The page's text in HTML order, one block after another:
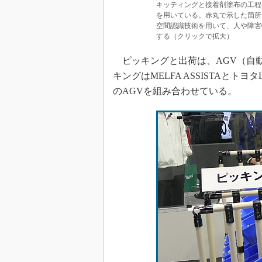
キッティングと接着剤塗布の工
を用いている。赤丸で示した箇
空間認識技術を用いて、人や障
する（クリックで拡大）
ピッキングと出荷は、AGV（自
キングはMELFA ASSISTAとトヨ
のAGVを組み合わせている。